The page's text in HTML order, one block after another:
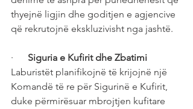
thyejnë ligjin dhe goditjen e agjencive
që rekrutojnë ekskluzivisht nga jashtë.
· Siguria e Kufirit dhe Zbatimi
Laburistët planifikojnë të krijojnë një
Komandë të re për Sigurinë e Kufirit,
duke përmirësuar mbrojtjen kufitare